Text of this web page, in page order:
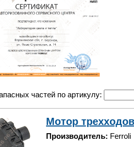
частей по артикулу:
Мотор
Производитель: Ferroli